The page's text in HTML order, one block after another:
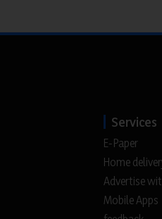
Services
E-Paper
Home
Advertise
Mobile Apps